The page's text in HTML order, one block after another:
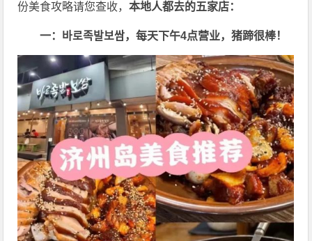
份美食攻略请您查收，本地人都去的五家店：
一：바로족발보쌈，每天下午4点营业，猪蹄很棒！